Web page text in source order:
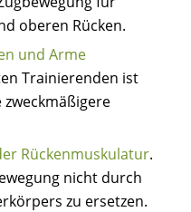
oberen Rücken.
und Arme
Trainierenden ist
Rückenmuskulatur.
nicht durch
zu ersetzen.